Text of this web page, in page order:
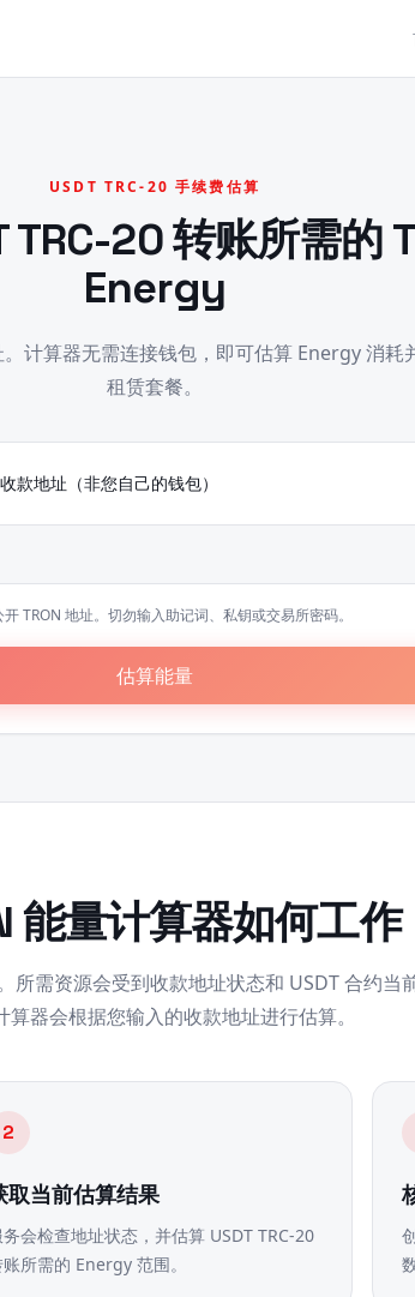
USDT TRC-20 手续费估算
TRC-20 转账所需的
Energy
计算器无需连接钱包，即可估算 Energy 消耗
租赁套餐。
款地址（非您自己的钱包）
TRON 地址。切勿输入助记词、私钥或交易所密码。
估算能量
能量计算器如何工作
所需资源会受到收款地址状态和 USDT 合约当
算器会根据您输入的收款地址进行估算。
2
取当前估算结果
务会检查地址状态，并估算 USDT TRC-20
所需的 Energy 范围。